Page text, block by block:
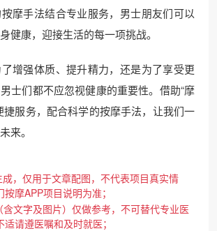
摩手法结合专业服务，男士朋友们可以
健康，迎接生活的每一项挑战。
增强体质、提升精力，还是为了享受更
士们都不应忽视健康的重要性。借助“摩
捷服务，配合科学的按摩手法，让我们一
来。
，仅用于文章配图，不代表项目真实情
摩APP项目说明为准；
文字及图片）仅做参考，不可替代专业医
请遵医嘱和及时就医；